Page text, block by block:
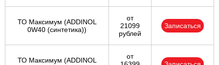
ТО Максимум (ADDINOL
0W40 (синтетика))
от
21099
рублей
Записаться
ТО Максимум (ADDINOL
от